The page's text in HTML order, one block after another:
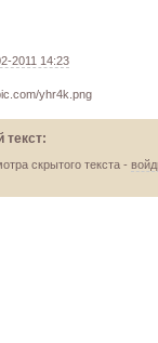
2011 14:23
скрытого текста -